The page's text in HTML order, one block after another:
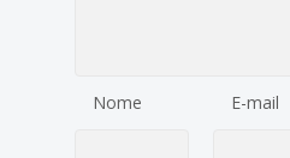
Nome E-mail